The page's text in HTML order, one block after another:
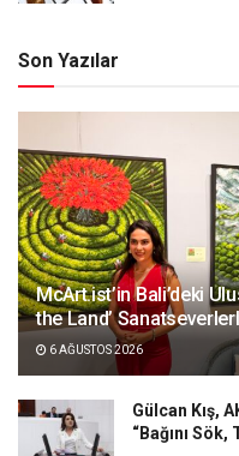
Son Yazılar
McArt.ist’in Bali’deki
the Land’
6 AĞUSTOS 2026
Gülcan Kış,
“Bağını Sök,